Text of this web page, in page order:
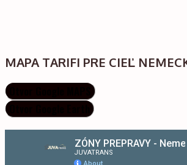
MAPA TARIFI PRE CIEĽ